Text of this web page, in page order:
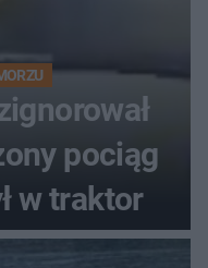
pociąg
w traktor